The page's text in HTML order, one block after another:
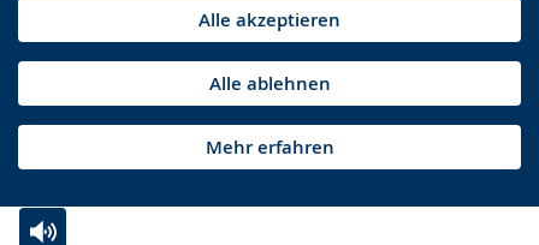
Alle akzeptieren
Alle ablehnen
Mehr erfahren